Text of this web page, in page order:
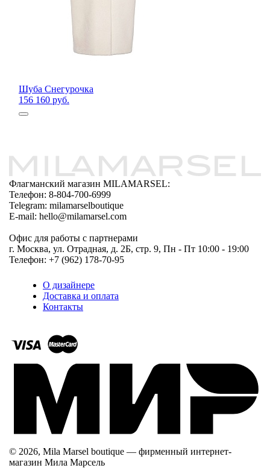
Шуба Снегурочка
156 160 руб.
Флагманский магазин MILAMARSEL:
Телефон: 8-804-700-6999
Telegram: milamarselboutique
E-mail: hello@milamarsel.com
Офис для работы с партнерами
г. Москва, ул. Отрадная, д. 2Б, стр. 9, Пн - Пт 10:00 - 19:00
Телефон: +7 (962) 178-70-95
О дизайнере
Доставка и оплата
Контакты
© 2026, Mila Marsel boutique — фирменный интернет-
магазин Мила Марсель